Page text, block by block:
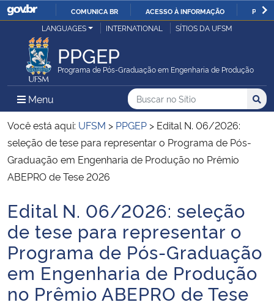
IR
COMUNICA BR ACESSO À INFORMAÇÃO
Ministério da Justiça e Segurança Pública
Ministério da Defesa
Ministério das Relações Exteriores
Ministério da Economia
Ministério da Agricultura, Pecuária e Abastecimento
Ministério da Educação
Ministério da Cidadania
LANGUAGES INTERNATIONAL SÍTIOS DA UFSM
PPGEP
Programa de Pós-Graduação em Engenharia de Produção
Menu Menu Principal do Sítio
Busca
Buscar no no Sítio
Busca:
Você está aqui: UFSM > PPGEP > Edital N. 06/2026:
seleção de tese para representar o Programa de Pós-
Graduação em Engenharia de Produção no Prêmio
ABEPRO de Tese 2026
Início do conteúdo
Edital N. 06/2026: seleção
de tese para representar o
Programa de Pós-Graduação
em Engenharia de Produção
no Prêmio ABEPRO de Tese